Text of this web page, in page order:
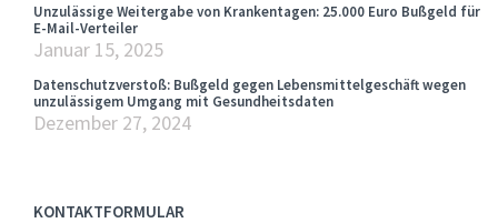
Unzulässige Weitergabe von Krankentagen: 25.000 Euro Bußgeld für
E-Mail-Verteiler
Januar 15, 2025
Datenschutzverstoß: Bußgeld gegen Lebensmittelgeschäft wegen
unzulässigem Umgang mit Gesundheitsdaten
Dezember 27, 2024
KONTAKTFORMULAR